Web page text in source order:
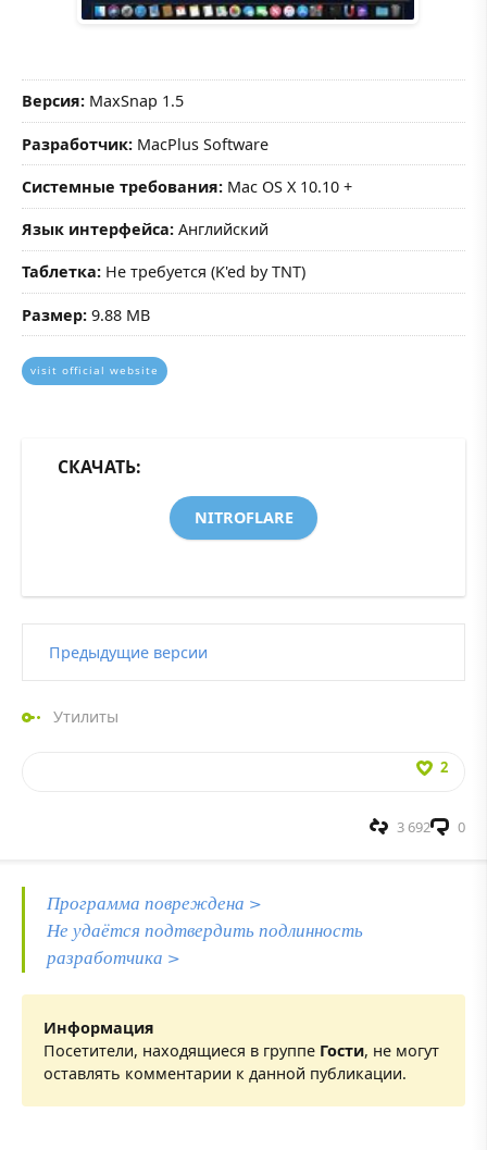
Версия: MaxSnap 1.5
Разработчик: MacPlus Software
Системные требования: Mac OS X 10.10 +
Язык интерфейса: Английский
Таблетка: Не требуется (K'ed by TNT)
Размер: 9.88 MB
visit official website
СКАЧАТЬ:
NITROFLARE
Предыдущие версии
Утилиты
2
0
3 692
Программа повреждена >
Не удаётся подтвердить подлинность
разработчика >
Информация
Посетители, находящиеся в группе Гости, не могут
оставлять комментарии к данной публикации.